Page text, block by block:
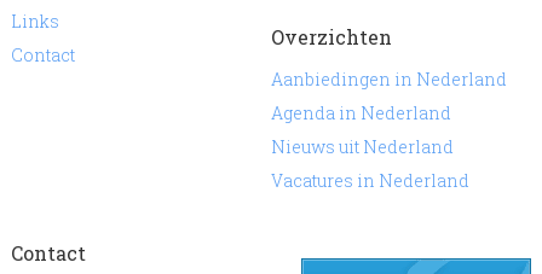
Links
Contact
Overzichten
Aanbiedingen in Nederland
Agenda in Nederland
Nieuws uit Nederland
Vacatures in Nederland
Contact